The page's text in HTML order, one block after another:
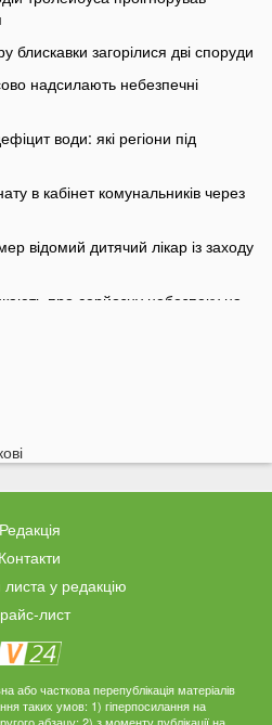
блискавки загорілися дві споруди
надсилають небезпечні
води: які регіони під
в кабінет комунальників через
відомий дитячий лікар із заходу
про серйозну небезпеку на
двоє військових з Волині
гроза
наробила біди: волиняни
у мережі
знаки Зодіаку, для яких серпень
як врятувати город від
зробити запаси цих товарів:
Редакція
Контакти
у редакцію
лист
або часткова перепублікація матеріалів
таких умов: 1) гіперпосилання на